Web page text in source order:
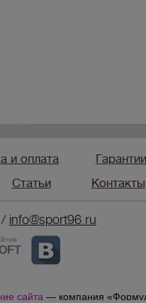
и оплата
Статьи Контакты
info@sport96.ru
сайта — компания